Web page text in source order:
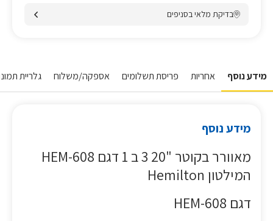
בדיקת מלאי בסניפים
מידע נוסף אחריות פריסת תשלומים אספקה/משלוח גלריית
מידע נוסף
מאוורר בקוטר "20 3 ב 1 דגם HEM-608
המילטון Hemilton
דגם HEM-608